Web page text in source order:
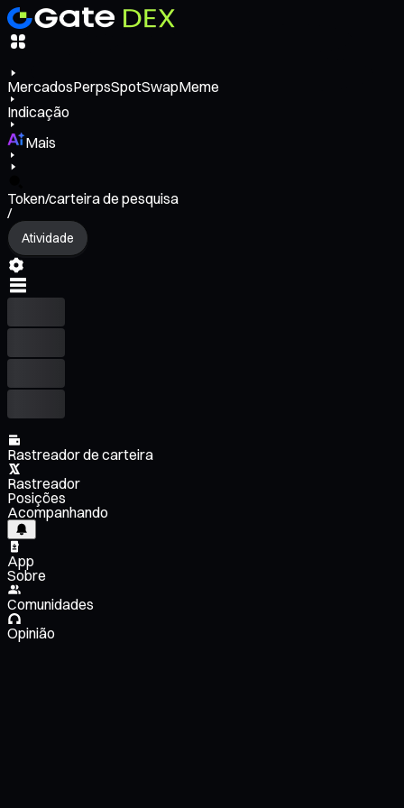
MercadosPerpsSpotSwapMeme
Indicação
Mais
Token/carteira de pesquisa
/
Atividade
Rastreador de carteira
Rastreador
Posições
Acompanhando
App
Sobre
Comunidades
Opinião